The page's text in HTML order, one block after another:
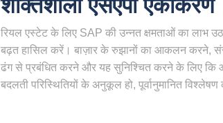
शक्तिशाली एसएपी एकीकरण
रियल एस्टेट के लिए SAP की उन्नत क्षमताओं का लाभ
बढ़त हासिल करें। बाज़ार के रुझानों का आकलन करने,
ढंग से प्रबंधित करने और यह सुनिश्चित करने के लिए कि
बदलती परिस्थितियों के अनुकूल हो, पूर्वानुमानित